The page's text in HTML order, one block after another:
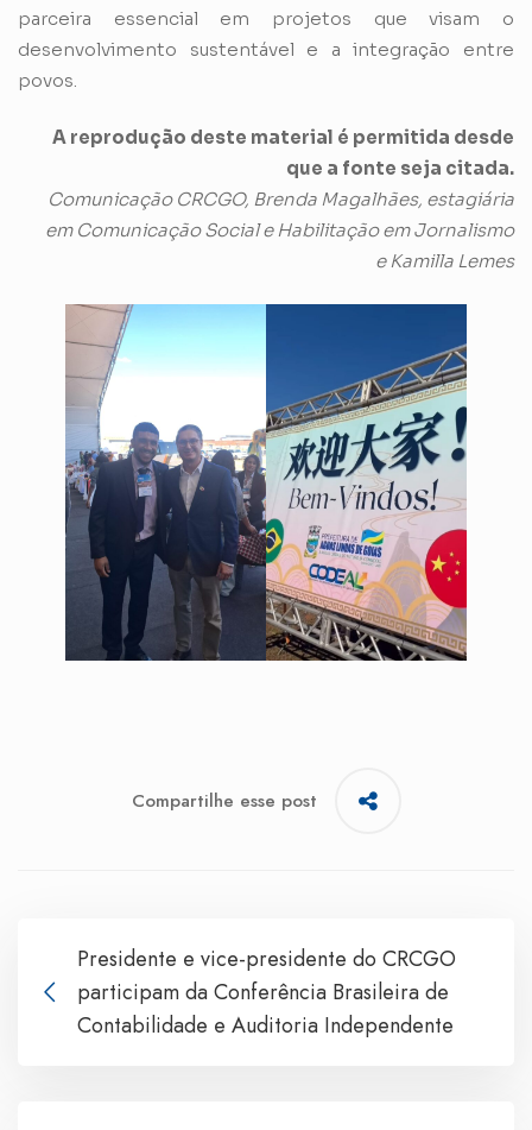
parceira essencial em projetos que visam o
desenvolvimento sustentável e a integração entre
povos.
A reprodução deste material é permitida desde
que a fonte seja citada.
Comunicação CRCGO, Brenda Magalhães, estagiária
em Comunicação Social e Habilitação em Jornalismo
e Kamilla Lemes
Compartilhe esse post
Presidente e vice-presidente do CRCGO
participam da Conferência Brasileira de
Contabilidade e Auditoria Independente